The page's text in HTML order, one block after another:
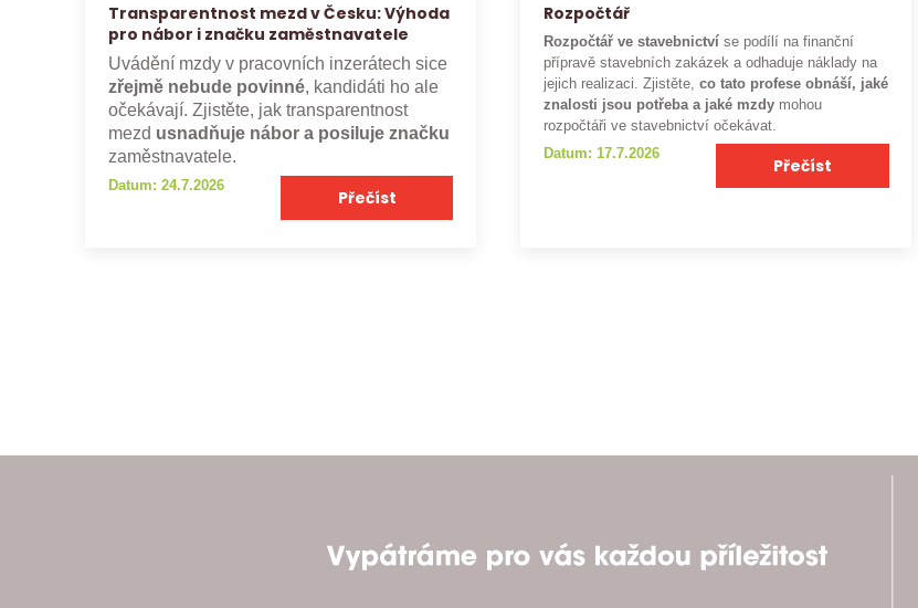
Transparentnost mezd v Česku: Výhoda
pro nábor i značku zaměstnavatele
Uvádění mzdy v pracovních inzerátech sice
zřejmě nebude povinné, kandidáti ho ale
očekávají. Zjistěte, jak transparentnost
mezd usnadňuje nábor a posiluje značku
zaměstnavatele.
Datum: 24.7.2026
Přečíst
Rozpočtář
Rozpočtář ve stavebnictví se podílí na finanční
přípravě stavebních zakázek a odhaduje náklady na
jejich realizaci. Zjistěte,co tato profese obnáší, jaké
znalosti jsou potřeba a jaké mzdy mohou
rozpočtáři ve stavebnictví očekávat.
Datum: 17.7.2026
Přečíst